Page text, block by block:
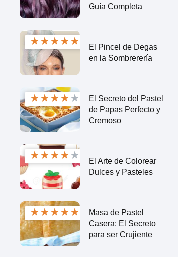
Guía Completa
★★★★★
El Pincel de Degas
en la Sombrerería
★★★★★
El Secreto del Pastel
de Papas Perfecto y
Cremoso
★★★★★
El Arte de Colorear
Dulces y Pasteles
★★★★★
Masa de Pastel
Casera: El Secreto
para ser Crujiente